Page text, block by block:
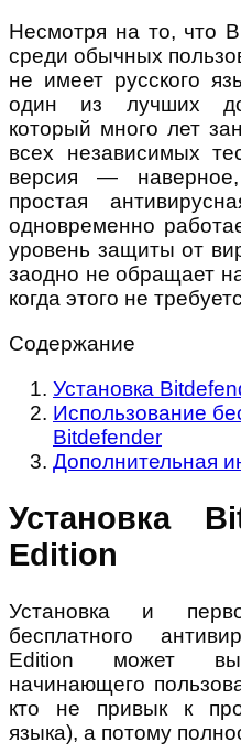
Несмотря на то, что
среди обычных
не имеет русского
один из лучших
который много лет
всех независимых
версия —
простая
одновременно
уровень защиты от
заодно не обращает
когда этого не
Содержание
Установка
Использование
Bitdefender
Дополнительная
Установка
Edition
Установка и
бесплатного
Edition может
начинающего
кто не привык к
языка), а потому